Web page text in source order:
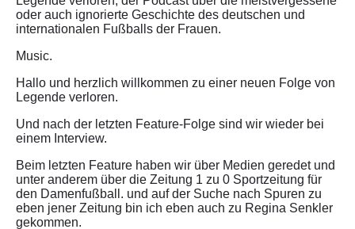
oder auch ignorierte Geschichte des deutschen und
internationalen Fußballs der Frauen.
Music.
Hallo und herzlich willkommen zu einer neuen Folge von
Legende verloren.
Und nach der letzten Feature-Folge sind wir wieder bei
einem Interview.
Beim letzten Feature haben wir über Medien geredet und
unter anderem über die Zeitung 1 zu 0 Sportzeitung für
den Damenfußball. und auf der Suche nach Spuren zu
eben jener Zeitung bin ich eben auch zu Regina Senkler
gekommen.